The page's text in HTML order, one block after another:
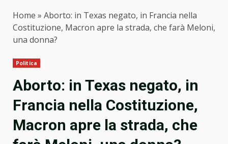
Home » Aborto: in Texas negato, in Francia nella
Costituzione, Macron apre la strada, che farà Meloni,
una donna?
Politica
Aborto: in Texas negato, in
Francia nella Costituzione,
Macron apre la strada, che